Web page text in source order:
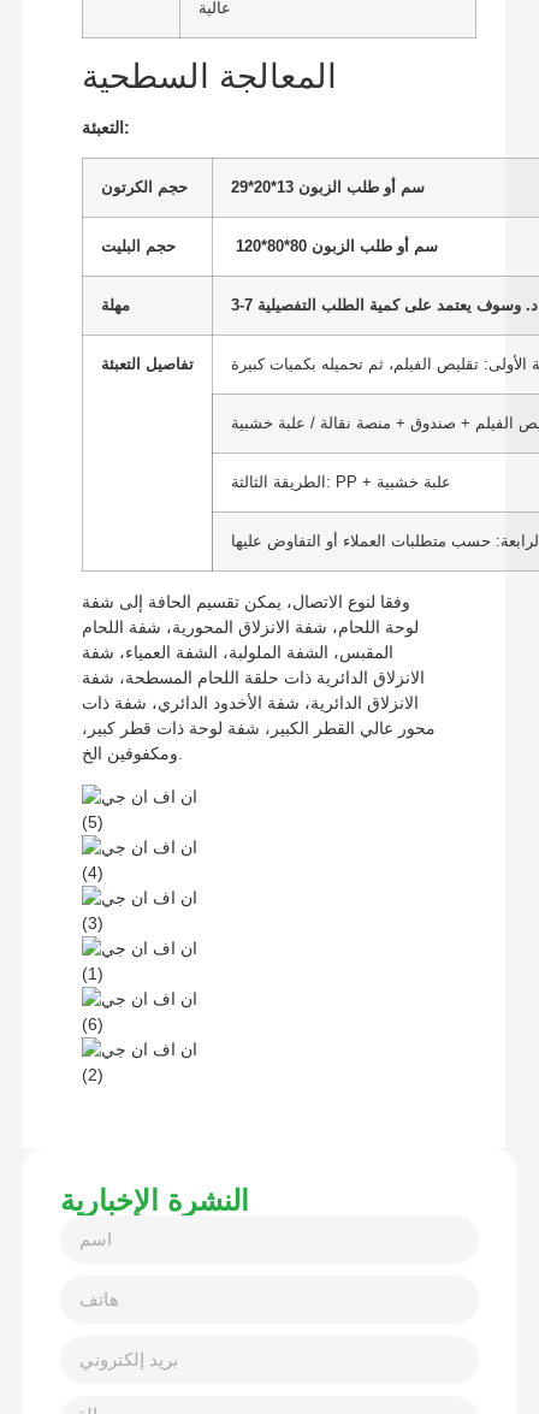
عالية
المعالجة السطحية
التعبئة:
حجم الكرتون 29*20*13 سم أو طلب الزبون
حجم البليت 120*80*80 سم أو طلب الزبون
مهلة
تفاصيل التعبئة الأولى: تقليص الفيلم، ثم تحميله بكميات كبيرة
الطريقة الثالثة: PP + علبة خشبية
حسب متطلبات العملاء أو التفاوض عليها
وفقا لنوع الاتصال، يمكن تقسيم الحافة إلى شفة
لوحة اللحام، شفة الانزلاق المحورية، شفة اللحام
المقبس، الشفة الملولبة، الشفة العمياء، شفة
الانزلاق الدائرية ذات حلقة اللحام المسطحة، شفة
الانزلاق الدائرية، شفة الأخدود الدائري، شفة ذات
محور عالي القطر الكبير، شفة لوحة ذات قطر كبير،
ومكفوفين الخ.
النشرة الإخبارية